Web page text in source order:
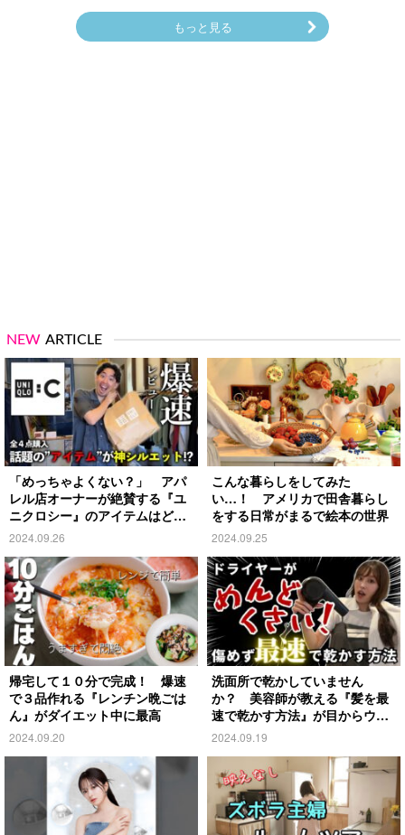
もっと見る
NEW ARTICLE
「めっちゃよくない？」 アパ
レル店オーナーが絶賛する『ユ
ニクロシー』のアイテムはど
れ？
2024.09.26
こんな暮らしをしてみた
い…！ アメリカで田舎暮らし
をする日常がまるで絵本の世界
2024.09.25
帰宅して１０分で完成！ 爆速
で３品作れる『レンチン晩ごは
ん』がダイエット中に最高
2024.09.20
洗面所で乾かしていません
か？ 美容師が教える『髪を最
速で乾かす方法』が目からウロ
コ
2024.09.19